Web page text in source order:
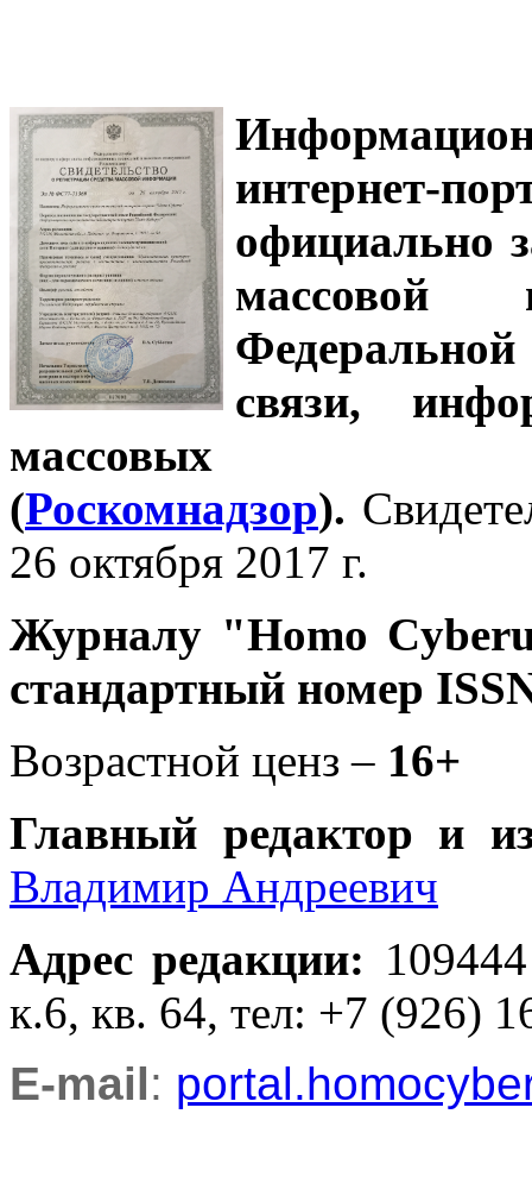
интернет-
официально
связи,
массовых
(Роскомнадзор).
26 октября 2017 г.
Журналу "Homo
стандартный номер
Возрастной ценз – 16+
Главный редактор и
Владимир Андреевич
Адрес редакции:
к.6, кв. 64, тел: +7 (926)
E-mail: